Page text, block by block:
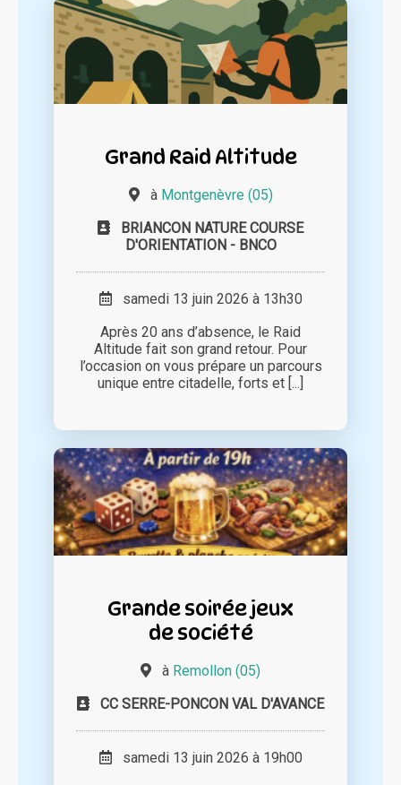
Grand Raid Altitude
à Montgenèvre (05)
BRIANCON NATURE COURSE
D'ORIENTATION - BNCO
samedi 13 juin 2026 à 13h30
Après 20 ans d’absence, le Raid
Altitude fait son grand retour. Pour
l’occasion on vous prépare un parcours
unique entre citadelle, forts et [...]
Grande soirée jeux
de société
à Remollon (05)
CC SERRE-PONCON VAL D'AVANCE
samedi 13 juin 2026 à 19h00